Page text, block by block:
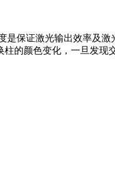
保证激光输出效率及
的颜色变化，一旦发现